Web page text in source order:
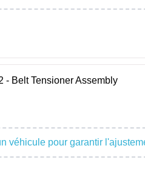
- Belt Tensioner Assembly
véhicule pour garantir